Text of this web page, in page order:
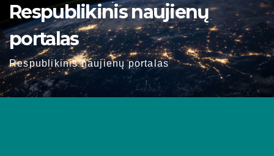
Respublikinis naujienų
portalas
Respublikinis naujienų portalas